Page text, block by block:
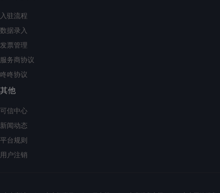
入驻流程
数据录入
发票管理
服务商协议
咚咚协议
其他
可信中心
新闻动态
平台规则
用户注销